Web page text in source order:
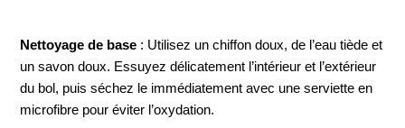
Nettoyage de base : Utilisez un chiffon doux, de l’eau tiède et
un savon doux. Essuyez délicatement l’intérieur et l’extérieur
du bol, puis séchez le immédiatement avec une serviette en
microfibre pour éviter l’oxydation.